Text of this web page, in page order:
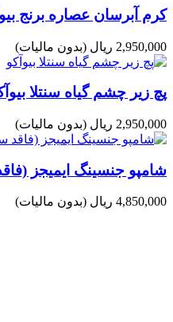
کرم آبرسان عصاره برنج
2,950,000 ریال (بدون مالیات)
پچ زیر چشم گیاه سنتلا
2,950,000 ریال (بدون مالیات)
شامپو جنسینگ ایمیجز
4,850,000 ریال (بدون مالیات)